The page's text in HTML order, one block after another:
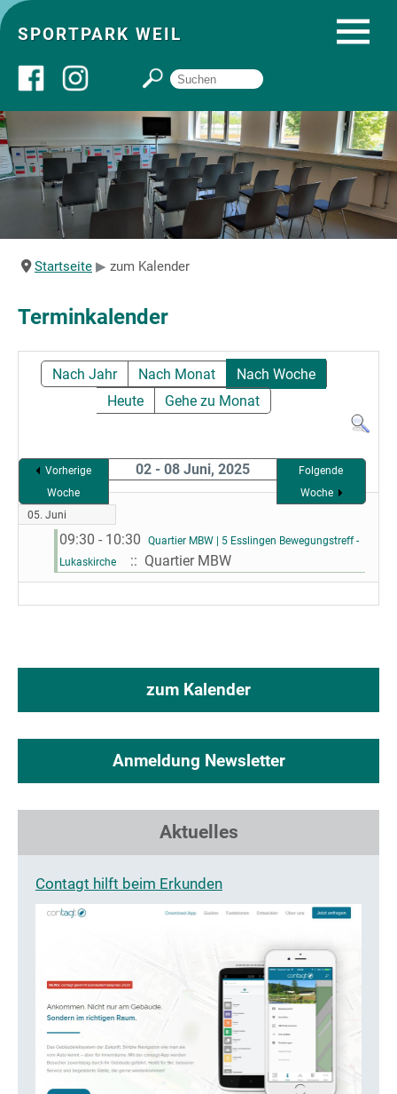
SPORTPARK WEIL
Über uns
Startseite
Angebote
Sportpark
Startseite zum Kalender
Terminkalender
Nach Jahr Nach Monat
Nach Woche
Heute
Gehe zu Monat
Vorherige
Woche
02 - 08 Juni, 2025
Folgende
Woche
05. Juni
09:30 - 10:30
Quartier MBW | 5 Esslingen Bewegungstreff -
Lukaskirche
:: Quartier MBW
zum Kalender
Anmeldung Newsletter
Aktuelles
Contagt hilft beim Erkunden